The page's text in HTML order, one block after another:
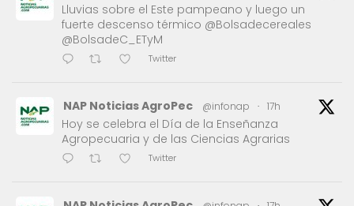
Lluvias sobre el Este pampeano y luego un
fuerte descenso térmico @Bolsadecereales
@BolsadeC_ETyM
Twitter
NAP Noticias AgroPec @infonap · 17h
Hoy se celebra el Día de la Enseñanza
Agropecuaria y de las Ciencias Agrarias
Twitter